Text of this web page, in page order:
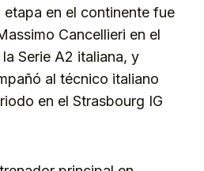
etapa en el continente fue
Cancellieri en el
Serie A2 italiana, y
al técnico italiano
en el Strasbourg IG